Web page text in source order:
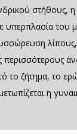
στήθους,
υπερπλασία του
περισσότερους
το ζήτημα, το
η